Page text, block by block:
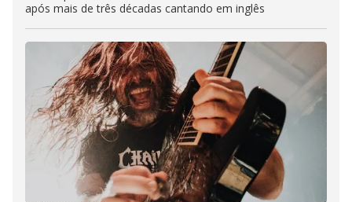
após mais de três décadas cantando em inglês